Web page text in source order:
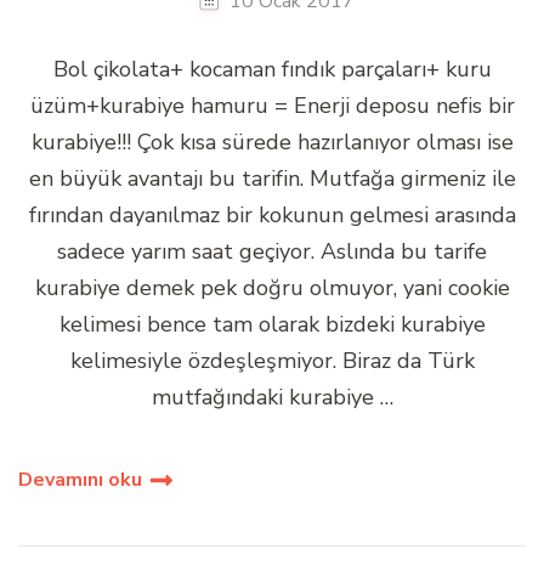
Bol çikolata+ kocaman fındık parçaları+ kuru
üzüm+kurabiye hamuru = Enerji deposu nefis bir
kurabiye!!! Çok kısa sürede hazırlanıyor olması ise
en büyük avantajı bu tarifin. Mutfağa girmeniz ile
fırından dayanılmaz bir kokunun gelmesi arasında
sadece yarım saat geçiyor. Aslında bu tarife
kurabiye demek pek doğru olmuyor, yani cookie
kelimesi bence tam olarak bizdeki kurabiye
kelimesiyle özdeşleşmiyor. Biraz da Türk
mutfağındaki kurabiye …
Devamını oku